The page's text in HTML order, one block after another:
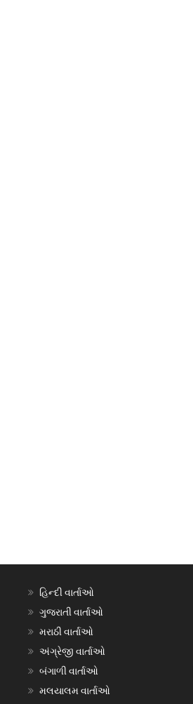
હિન્દી વાર્તાઓ
ગુજરાતી વાર્તાઓ
મરાઠી વાર્તાઓ
અંગ્રેજી વાર્તાઓ
બંગાળી વાર્તાઓ
મલયાલમ વાર્તાઓ